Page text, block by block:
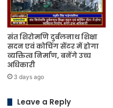
संत शिरोमणि दुर्बलनाथ शिक्षा
सदन एवं कोचिंग सेंटर में होगा
व्यक्तित्व निर्माण, बनेंगे उच्च
अधिकारी
3 days ago
Leave a Reply